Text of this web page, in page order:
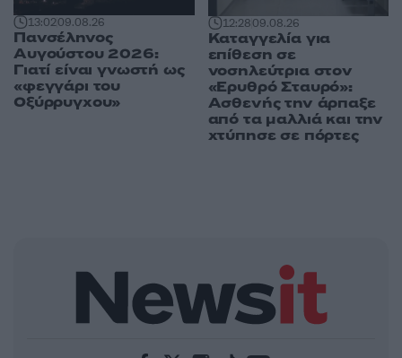
13:0209.08.26
Πανσέληνος
Αυγούστου 2026:
Γιατί είναι γνωστή ως
«φεγγάρι του
Οξύρρυγχου»
12:2809.08.26
Καταγγελία για
επίθεση σε
νοσηλεύτρια στον
«Ερυθρό Σταυρό»:
Ασθενής την άρπαξε
από τα μαλλιά και την
χτύπησε σε πόρτες